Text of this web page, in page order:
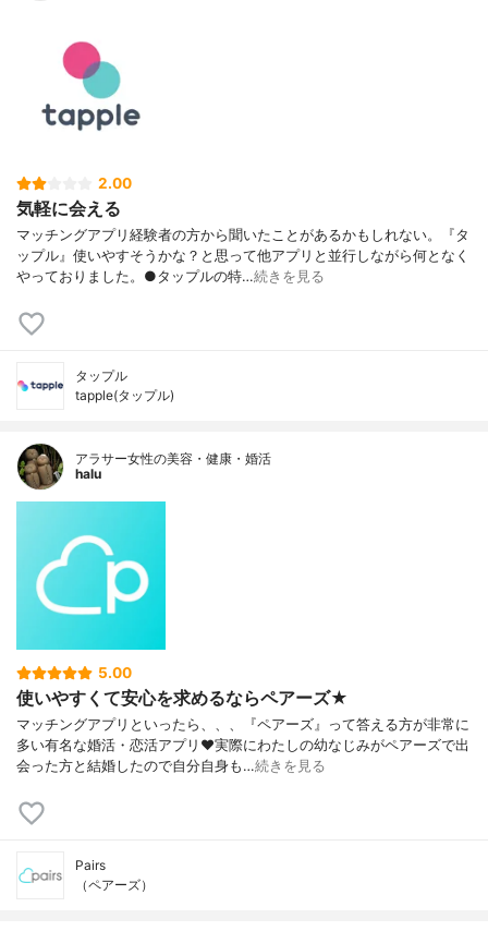
2.00
気軽に会える
マッチングアプリ経験者の方から聞いたことがあるかもしれない。『タ
ップル』使いやすそうかな？と思って他アプリと並行しながら何となく
やっておりました。●タップルの特…続きを見る
タップル
tapple(タップル)
アラサー女性の美容・健康・婚活
halu
5.00
使いやすくて安心を求めるならペアーズ★
マッチングアプリといったら、、、『ペアーズ』って答える方が非常に
多い有名な婚活・恋活アプリ❤実際にわたしの幼なじみがペアーズで出
会った方と結婚したので自分自身も…続きを見る
Pairs
（ペアーズ）